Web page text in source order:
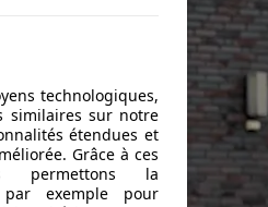
technologiques,
similaires sur notre
étendues et
Grâce à ces
permettons la
exemple pour